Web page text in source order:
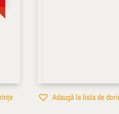
Adaugă la lista de